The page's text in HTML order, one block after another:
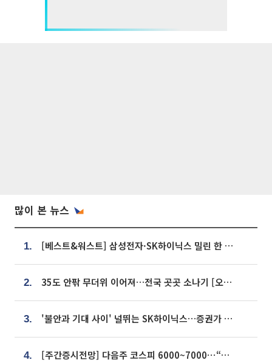
많이 본 뉴스
1. [베스트&워스트] 삼성전자·SK하이닉스 밀린 한 주…상상인증권은 85% 급등
2. 35도 안팎 무더위 이어져…전국 곳곳 소나기 [오늘 날씨]
3. '불안과 기대 사이' 널뛰는 SK하이닉스…증권가 "HBM4·LTA 기반 펀터멘털 견고"
4. [주간증시전망] 다음주 코스피 6000~7000⋯“外人 수급은 정책이 변수”